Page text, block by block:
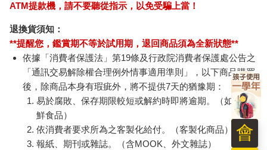
ATM提款機，請不要聽從指示，以免受騙上當！
退換貨須知：
**提醒您，鑑賞期不等於試用期，退回商品須為全新狀態**
依據「消費者保護法」第19條及行政院消費者保護處公告之
「通訊交易解除權合理例外情事適用準則」，以下商品購買
後，除商品本身有瑕疵外，將不提供7天的猶豫期：
易於腐敗、保存期限較短或解約時即將逾期。（如：生
鮮食品）
依消費者要求所為之客製化給付。（客製化商品）
報紙、期刊或雜誌。（含MOOK、外文雜誌）
會